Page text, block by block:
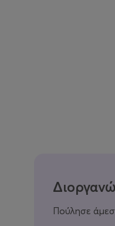
Πούλησε